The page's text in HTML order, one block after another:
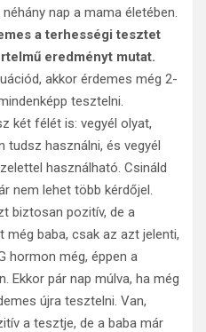
nap a mama életében.
a terhességi tesztet
eredményt mutat.
akkor érdemes még 2-
tesztelni.
két félét is: vegyél olyat,
tudsz használni, és vegyél
használható. Csináld
nem lehet több kérdőjel.
biztosan pozitív, de a
még baba, csak az azt jelenti,
hormon még, éppen a
Ekkor pár nap múlva, ha még
újra tesztelni. Van,
a tesztje, de a baba már